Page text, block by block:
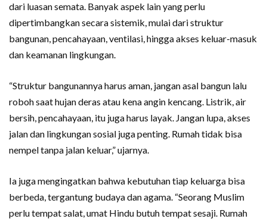
dari luasan semata. Banyak aspek lain yang perlu
dipertimbangkan secara sistemik, mulai dari struktur
bangunan, pencahayaan, ventilasi, hingga akses keluar-masuk
dan keamanan lingkungan.
“Struktur bangunannya harus aman, jangan asal bangun lalu
roboh saat hujan deras atau kena angin kencang. Listrik, air
bersih, pencahayaan, itu juga harus layak. Jangan lupa, akses
jalan dan lingkungan sosial juga penting. Rumah tidak bisa
nempel tanpa jalan keluar,” ujarnya.
Ia juga mengingatkan bahwa kebutuhan tiap keluarga bisa
berbeda, tergantung budaya dan agama. “Seorang Muslim
perlu tempat salat, umat Hindu butuh tempat sesaji. Rumah